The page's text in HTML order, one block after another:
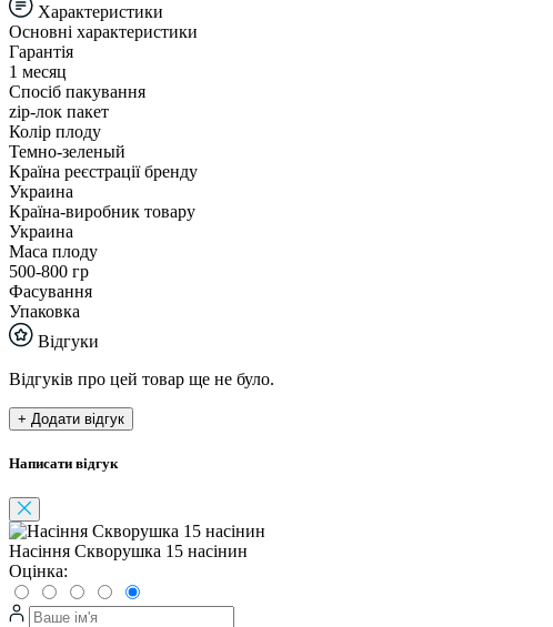
Характеристики
Основні характеристики
Гарантія
1 месяц
Спосіб пакування
zip-лок пакет
Колір плоду
Темно-зеленый
Країна реєстрації бренду
Украина
Країна-виробник товару
Украина
Маса плоду
500-800 гр
Фасування
Упаковка
Відгуки
Відгуків про цей товар ще не було.
+ Додати відгук
Написати відгук
Насіння Скворушка 15 насінин
Оцінка: